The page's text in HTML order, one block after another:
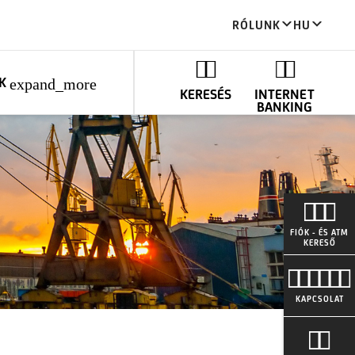
RÓLUNK HU
expand_more
KERESÉS
INTERNET
BANKING
FIÓK - ÉS ATM
KERESŐ
KAPCSOLAT